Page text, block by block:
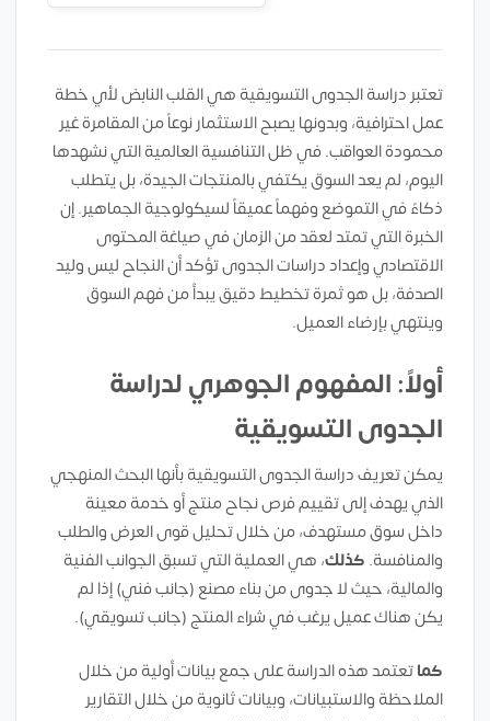
تعتبر دراسة الجدوى التسويقية هي القلب النابض لأي خطة
عمل احترافية، وبدونها يصبح الاستثمار نوعاً من المقامرة غير
محمودة العواقب. في ظل التنافسية العالمية التي نشهدها
اليوم، لم يعد السوق يكتفي بالمنتجات الجيدة، بل يتطلب
ذكاءً في التموضع وفهماً عميقاً لسيكولوجية الجماهير. إن
الخبرة التي تمتد لعقد من الزمان في صياغة المحتوى
الاقتصادي وإعداد دراسات الجدوى تؤكد أن النجاح ليس وليد
الصدفة، بل هو ثمرة تخطيط دقيق يبدأ من فهم السوق
وينتهي بإرضاء العميل.
أولاً: المفهوم الجوهري لدراسة
الجدوى التسويقية
يمكن تعريف دراسة الجدوى التسويقية بأنها البحث المنهجي
الذي يهدف إلى تقييم فرص نجاح منتج أو خدمة معينة
داخل سوق مستهدف، من خلال تحليل قوى العرض والطلب
والمنافسة. كذلك، هي العملية التي تسبق الجوانب الفنية
والمالية، حيث لا جدوى من بناء مصنع (جانب فني) إذا لم
يكن هناك عميل يرغب في شراء المنتج (جانب تسويقي).
كماتعتمد هذه الدراسة على جمع بيانات أولية من خلال
الملاحظة والاستبيانات، وبيانات ثانوية من خلال التقارير